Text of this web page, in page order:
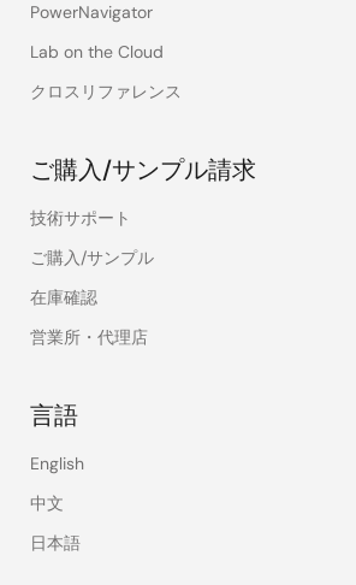
PowerNavigator
Lab on the Cloud
クロスリファレンス
ご購入/サンプル請求
技術サポート
ご購入/サンプル
在庫確認
営業所・代理店
言語
English
中文
日本語